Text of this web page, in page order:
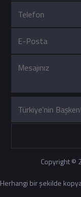
Copyright ©
Herhangi bir şekilde